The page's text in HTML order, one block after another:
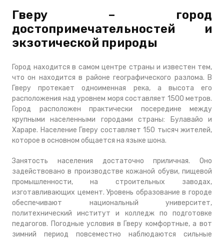
Гверу – город
достопримечательностей и
экзотической природы
Город находится в самом центре страны и известен тем,
что он находится в районе географического разлома. В
Гверу протекает одноименная река, а высота его
расположения над уровнем моря составляет 1500 метров.
Город расположен практически посередине между
крупными населенными городами страны: Булавайо и
Хараре. Население Гверу составляет 150 тысяч жителей,
которое в основном общается на языке шона.
Занятость населения достаточно приличная. Оно
задействовано в производстве кожаной обуви, пищевой
промышленности, на строительных заводах,
изготавливающих цемент. Уровень образование в городе
обеспечивают национальный университет,
политехнический институт и колледж по подготовке
педагогов. Погодные условия в Гверу комфортные, а вот
зимний период повсеместно наблюдаются сильные